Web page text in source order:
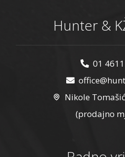
Hunter &
01
Nikole
(prodajno